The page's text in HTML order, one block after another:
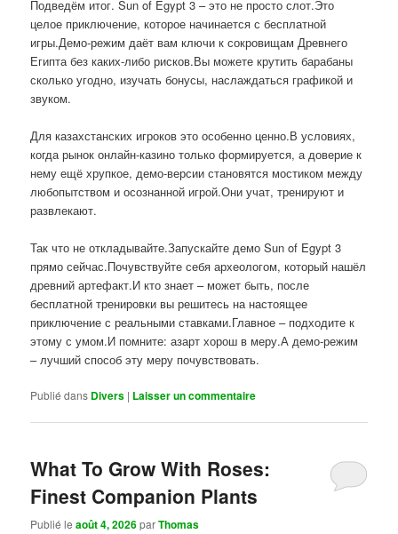
Подведём итог. Sun of Egypt 3 – это не просто слот.Это
целое приключение, которое начинается с бесплатной
игры.Демо-режим даёт вам ключи к сокровищам Древнего
Египта без каких-либо рисков.Вы можете крутить барабаны
сколько угодно, изучать бонусы, наслаждаться графикой и
звуком.
Для казахстанских игроков это особенно ценно.В условиях,
когда рынок онлайн-казино только формируется, а доверие к
нему ещё хрупкое, демо-версии становятся мостиком между
любопытством и осознанной игрой.Они учат, тренируют и
развлекают.
Так что не откладывайте.Запускайте демо Sun of Egypt 3
прямо сейчас.Почувствуйте себя археологом, который нашёл
древний артефакт.И кто знает – может быть, после
бесплатной тренировки вы решитесь на настоящее
приключение с реальными ставками.Главное – подходите к
этому с умом.И помните: азарт хорош в меру.А демо-режим
– лучший способ эту меру почувствовать.
Publié dans Divers | Laisser un commentaire
What To Grow With Roses:
Finest Companion Plants
Publié leaoût 4, 2026parThomas